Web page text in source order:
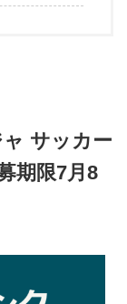
サッカー
期限7月8